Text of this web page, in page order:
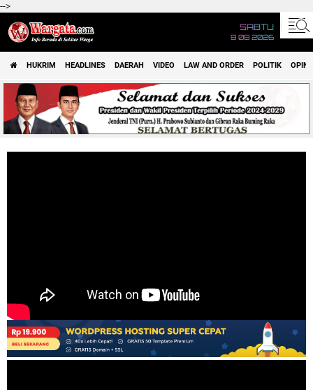
-->
SABTU
8 08 2026
HUKRIM HEADLINES DAERAH VIDEO LAW AND ORDER POLITIK OPINI